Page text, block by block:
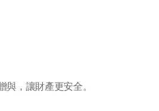
，讓財產更安全。